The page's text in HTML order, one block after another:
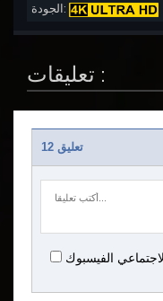
الجودة:
تعليقات :
12 تعليق
الفيسبوك